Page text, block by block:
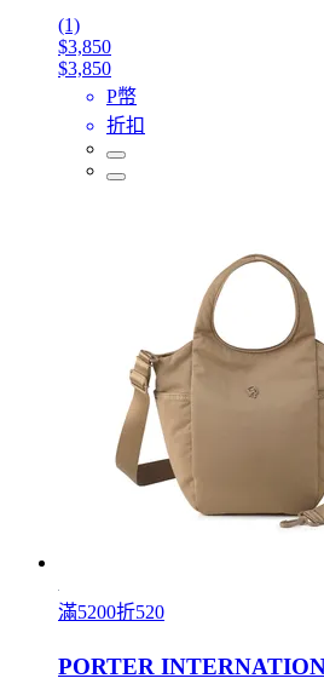
(1)
$3,850
$3,850
P幣
折扣
滿5200折520
PORTER